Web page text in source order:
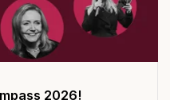
2026!